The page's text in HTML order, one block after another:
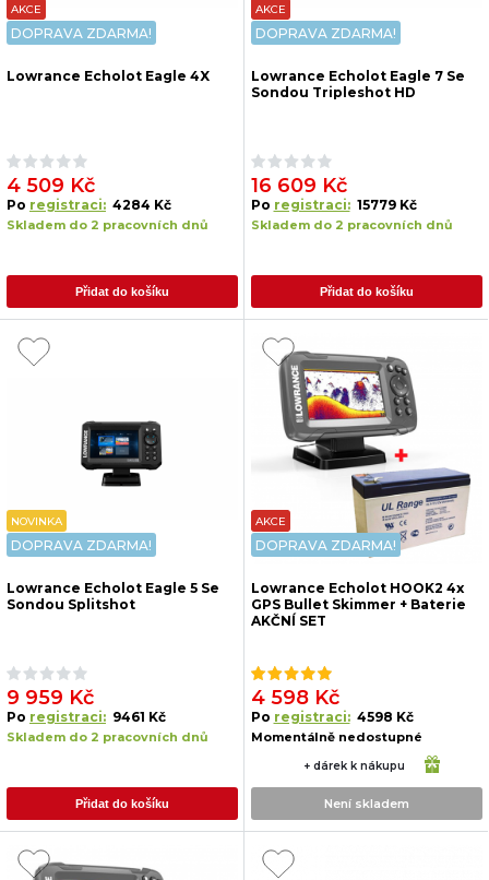
AKCE
DOPRAVA ZDARMA!
Lowrance Echolot Eagle 4X
4 509 Kč
Po registraci: 4284 Kč
Skladem do 2 pracovních dnů
Přidat do košíku
AKCE
DOPRAVA ZDARMA!
Lowrance Echolot Eagle 7 Se
Sondou Tripleshot HD
16 609 Kč
Po registraci: 15779 Kč
Skladem do 2 pracovních dnů
Přidat do košíku
NOVINKA
DOPRAVA ZDARMA!
Lowrance Echolot Eagle 5 Se
Sondou Splitshot
9 959 Kč
Po registraci: 9461 Kč
Skladem do 2 pracovních dnů
Přidat do košíku
AKCE
DOPRAVA ZDARMA!
Lowrance Echolot HOOK2 4x
GPS Bullet Skimmer + Baterie
AKČNÍ SET
4 598 Kč
Po registraci: 4598 Kč
Momentálně nedostupné
+ dárek k nákupu
Není skladem